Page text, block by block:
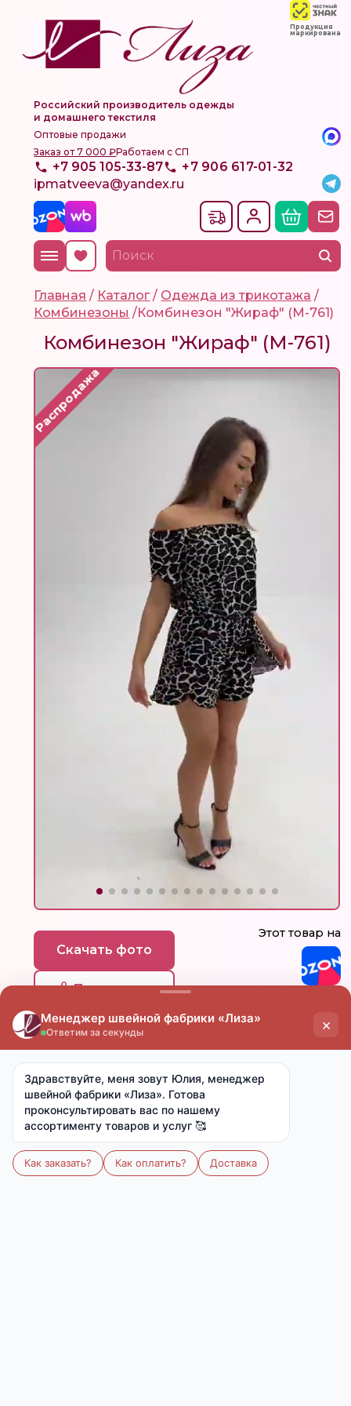
Российский производитель одежды
и домашнего текстиля
Оптовые продажи
Заказ от 7 000 ₽Работаем с СП
Продукция
маркирована
+7 905 105-33-87
+7 906 617-01-32
ipmatveeva@yandex.ru
Главная / Каталог/ Одежда из трикотажа /
Комбинезоны /Комбинезон "Жираф" (М-761)
Комбинезон "Жираф" (М-761)
Распродажа
Скачать фото
Поделиться
Этот товар на
цена
опт
от 15 000 ₽
1 060 ₽
от 7 000 ₽
1 300 ₽
Ткань:Вискоза (вискоза 95%, лайкра 5%)
Артикул:М-761
Размер:42-50